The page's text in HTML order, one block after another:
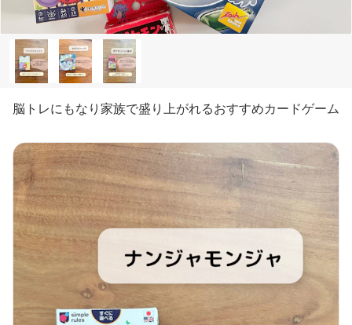
脳トレにもなり家族で盛り上がれるおすすめカードゲーム